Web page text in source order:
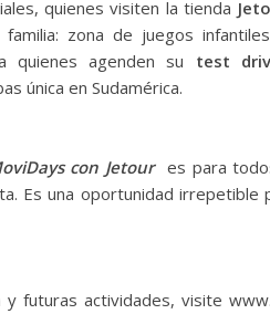
quienes visiten la tienda
zona de juegos
quienes agenden su test
única en Sudamérica.
con Jetoures para
Es una oportunidad
futuras actividades, visite